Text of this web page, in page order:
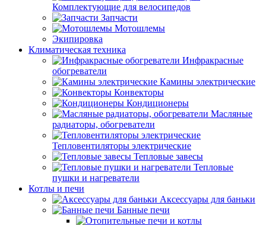
Комплектующие для велосипедов
Запчасти
Мотошлемы
Экипировка
Климатическая техника
Инфракрасные
обогреватели
Камины электрические
Конвекторы
Кондиционеры
Масляные
радиаторы, обогреватели
Тепловентиляторы электрические
Тепловые завесы
Тепловые
пушки и нагреватели
Котлы и печи
Аксессуары для баньки
Банные печи